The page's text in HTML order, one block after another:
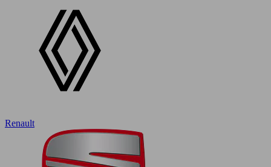
Renault